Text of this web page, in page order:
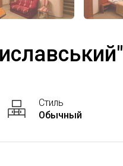
Стиль
Обычный